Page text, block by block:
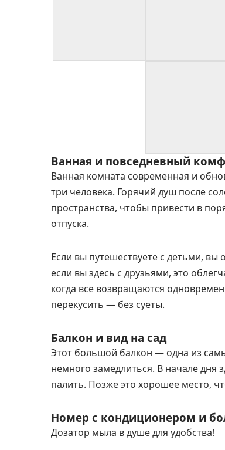
Ванная и повседневный
Ванная комната современная и
три человека. Горячий душ после
пространства, чтобы привести в
отпуска.
Если вы путешествуете с детьми,
если вы здесь с друзьями, это
когда все возвращаются
перекусить — без суеты.
Балкон и вид на сад
Этот большой балкон — одна из
немного замедлиться. В начале дня
палить. Позже это хорошее место,
Номер с кондиционером и
Дозатор мыла в душе для удобства!